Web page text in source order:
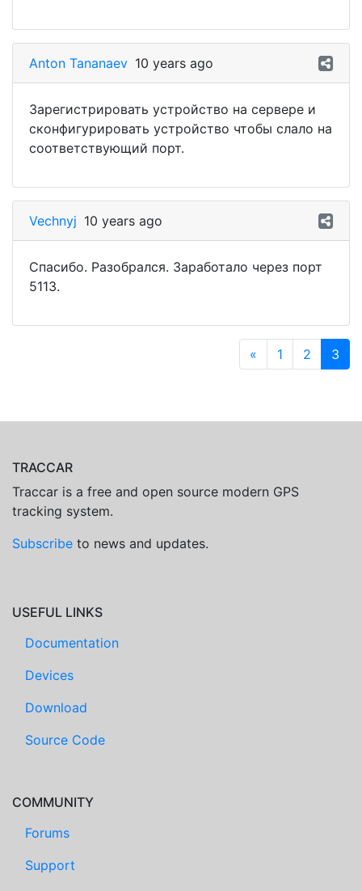
Anton Tananaev 10 years ago
Зарегистрировать устройство на сервере и
сконфигурировать устройство чтобы слало на
соответствующий порт.
Vechnyj 10 years ago
Спасибо. Разобрался. Заработало через порт
5113.
« 1 2 3
TRACCAR
Traccar is a free and open source modern GPS
tracking system.
Subscribe to news and updates.
USEFUL LINKS
Documentation
Devices
Download
Source Code
COMMUNITY
Forums
Support